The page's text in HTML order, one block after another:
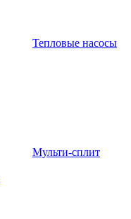
Тепловые насосы
Мульти-сплит